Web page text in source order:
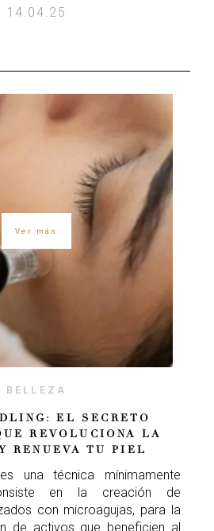
14.04.25
Ver más
BELLEZA
EL SECRETO
REVOLUCIONA LA
RENUEVA TU PIEL
una técnica mínimamente
en la creación de
con microagujas, para la
de activos que beneficien al